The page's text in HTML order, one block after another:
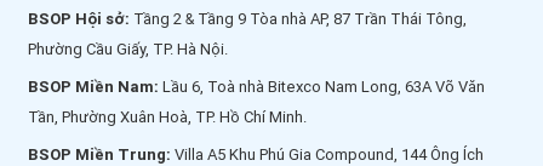
BSOP Hội sở: Tầng 2 & Tầng 9 Tòa nhà AP, 87 Trần Thái Tông,
Phường Cầu Giấy, TP. Hà Nội.
BSOP Miền Nam: Lầu 6, Toà nhà Bitexco Nam Long, 63A Võ Văn
Tần, Phường Xuân Hoà, TP. Hồ Chí Minh.
BSOP Miền Trung: Villa A5 Khu Phú Gia Compound, 144 Ông Ích